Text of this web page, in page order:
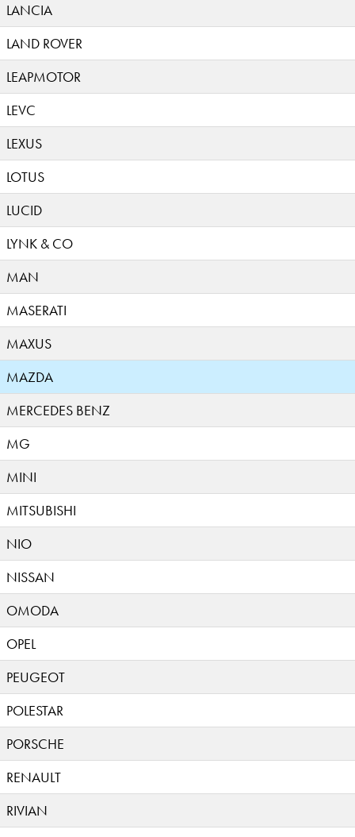
LANCIA
LAND ROVER
LEAPMOTOR
LEVC
LEXUS
LOTUS
LUCID
LYNK & CO
MAN
MASERATI
MAXUS
MAZDA
MERCEDES BENZ
MG
MINI
MITSUBISHI
NIO
NISSAN
OMODA
OPEL
PEUGEOT
POLESTAR
PORSCHE
RENAULT
RIVIAN